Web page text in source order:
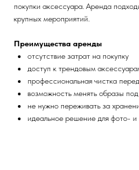
покупки аксессуара. Аренда
крупных мероприятий.
Преимущества аренды
отсутствие затрат на покупку
доступ к трендовым
профессиональная чистка
возможность менять образы
не нужно переживать за
идеальное решение для фото- и